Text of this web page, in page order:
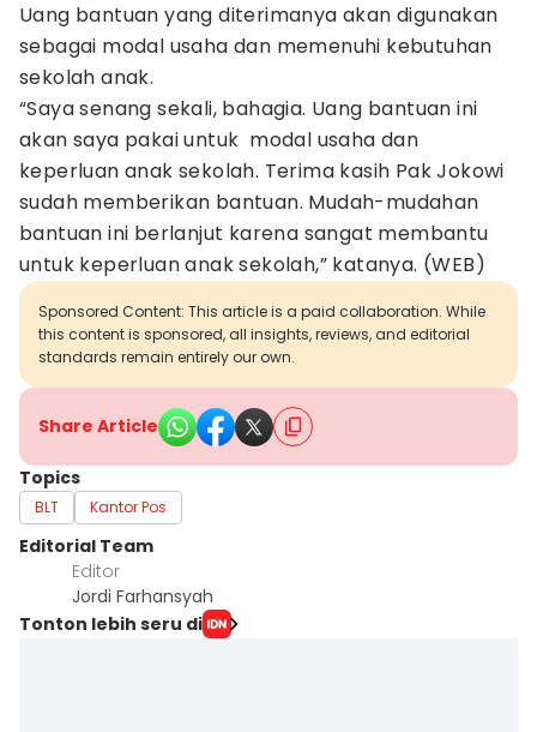
Uang bantuan yang diterimanya akan digunakan
sebagai modal usaha dan memenuhi kebutuhan
sekolah anak.
“Saya senang sekali, bahagia. Uang bantuan ini
akan saya pakai untuk modal usaha dan
keperluan anak sekolah. Terima kasih Pak Jokowi
sudah memberikan bantuan. Mudah-mudahan
bantuan ini berlanjut karena sangat membantu
untuk keperluan anak sekolah,” katanya. (WEB)
Sponsored Content: This article is a paid collaboration. While
this content is sponsored, all insights, reviews, and editorial
standards remain entirely our own.
Share Article
Topics
BLT Kantor Pos
Editorial Team
Editor
Jordi Farhansyah
Tonton lebih seru di